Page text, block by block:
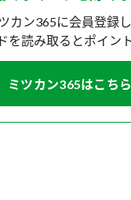
カン365に会員登録
を読み取ると ポイン
ミツカン365はこちら